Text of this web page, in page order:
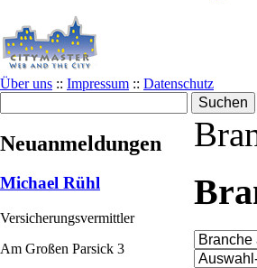
Über uns :: Impressum :: Datenschutz
Neuanmeldungen
Michael Rühl
Versicherungsvermittler
Am Großen Parsick 3